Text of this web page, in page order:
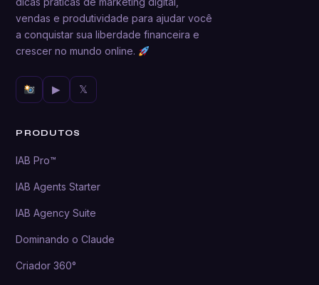
vendas e produtividade para ajudar você
a conquistar sua liberdade financeira e
crescer no mundo online.
▶ 𝕏
PRODUTOS
IAB Pro™
IAB Agents Starter
IAB Agency Suite
Dominando o Claude
Criador 360°